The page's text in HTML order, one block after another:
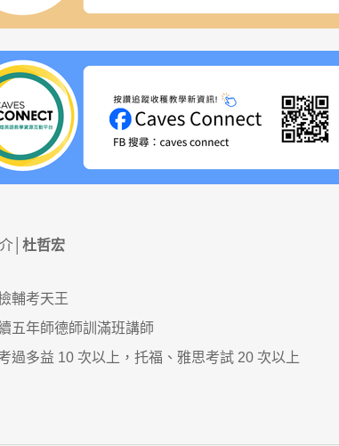
│ 杜哲宏
輔考天王
五年師德師訓滿班講師
過多益 10 次以上，托福、雅思考試 20 次以上